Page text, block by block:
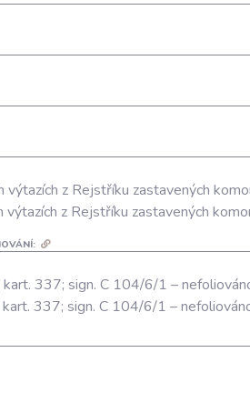
výtazích z Rejstříku zastavených
výtazích z Rejstříku zastavených
kart. 337; sign. C 104/6/1 –
kart. 337; sign. C 104/6/1 –